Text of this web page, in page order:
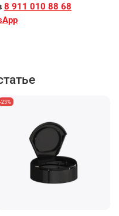
8 911 010 88 68
-23%